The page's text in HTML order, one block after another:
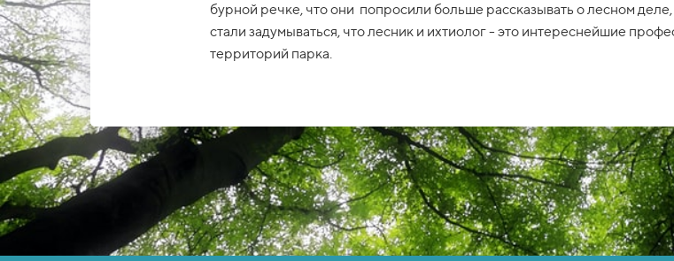
бурной речке, что они попросили больше рассказывать о лесном
стали задумываться, что лесник и ихтиолог - это интереснейшие
территорий парка.